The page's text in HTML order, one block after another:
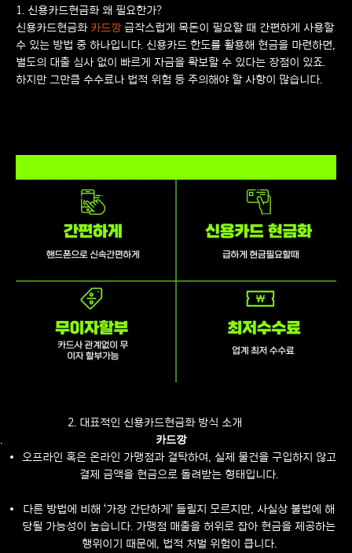
1. 신용카드현금화 왜 필요한가?
신용카드현금화 카드깡급작스럽게 목돈이 필요할 때 간편하게 사용할
수 있는 방법 중 하나입니다. 신용카드 한도를 활용해 현금을 마련하면,
별도의 대출 심사 없이 빠르게 자금을 확보할 수 있다는 장점이 있죠.
하지만 그만큼 수수료나 법적 위험 등 주의해야 할 사항이 많습니다.
2. 대표적인 신용카드현금화 방식 소개
카드깡
오프라인 혹은 온라인 가맹점과 결탁하여, 실제 물건을 구입하지 않고
결제 금액을 현금으로 돌려받는 형태입니다.
다른 방법에 비해 ‘가장 간단하게’ 들릴지 모르지만, 사실상 불법에 해
당될 가능성이 높습니다. 가맹점 매출을 허위로 잡아 현금을 제공하는
행위이기 때문에, 법적 처벌 위험이 큽니다.